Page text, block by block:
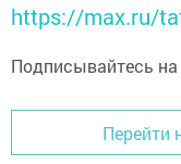
https://max.ru/
Подписывайтесь на
Перейти